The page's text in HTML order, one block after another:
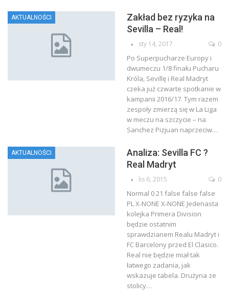
AKTUALNOŚCI
Zakład bez ryzyka na
Sevilla – Real!
sty 14, 2017 0
Po Superpucharze Europy i
dwumeczu 1/8 finału Pucharu
Króla, Sevillę i Real Madryt
czeka już czwarte spotkanie w
kampanii 2016/17. Tym razem
zespoły zmierzą się w La Liga
w meczu na szczycie – na
Sanchez Pizjuan naprzeciw…
AKTUALNOŚCI
Analiza: Sevilla FC ?
Real Madryt
lis 6, 2015 0
Normal 0 21 false false false
PL X-NONE X-NONE Jedenasta
kolejka Primera Division
będzie ostatnim
sprawdzianem Realu Madryt i
FC Barcelony przed El Clasico.
Real nie będzie miał tak
łatwego zadania, jak
wskazuje tabela. Drużyna ze
stolicy…